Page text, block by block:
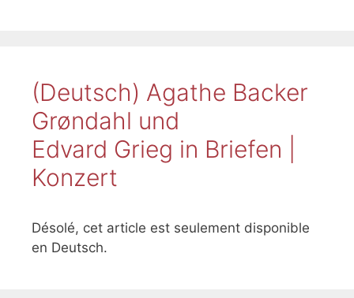
(Deutsch) Agathe Backer
Grøndahl und
Edvard Grieg in Briefen |
Konzert
Désolé, cet article est seulement disponible
en Deutsch.